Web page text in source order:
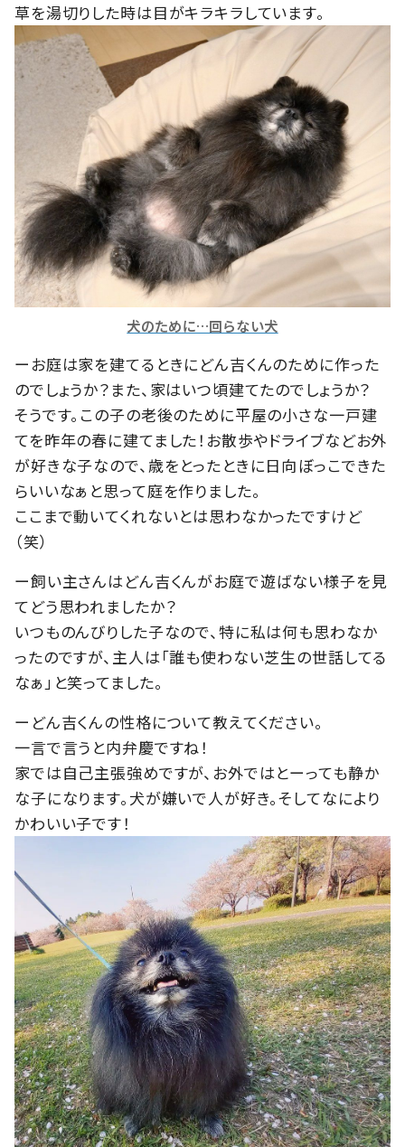
草を湯切りした時は目がキラキラしています。
犬のために…回らない犬
ーお庭は家を建てるときにどん吉くんのために作った
のでしょうか？また、家はいつ頃建てたのでしょうか？
そうです。この子の老後のために平屋の小さな一戸建
てを昨年の春に建てました！お散歩やドライブなどお外
が好きな子なので、歳をとったときに日向ぼっこできた
らいいなぁと思って庭を作りました。
ここまで動いてくれないとは思わなかったですけど
（笑）
ー飼い主さんはどん吉くんがお庭で遊ばない様子を見
てどう思われましたか？
いつものんびりした子なので、特に私は何も思わなか
ったのですが、主人は「誰も使わない芝生の世話してる
なぁ」と笑ってました。
ーどん吉くんの性格について教えてください。
一言で言うと内弁慶ですね！
家では自己主張強めですが、お外ではとーっても静か
な子になります。犬が嫌いで人が好き。そしてなにより
かわいい子です！